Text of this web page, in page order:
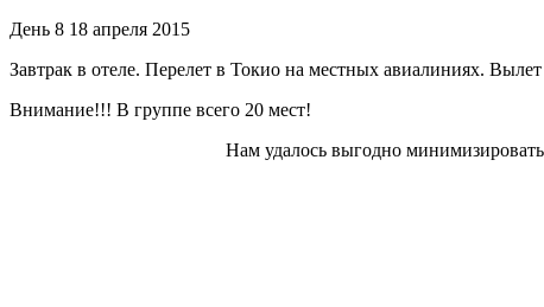
День 8 18 апреля 2015
Завтрак в отеле. Перелет в Токио на местных авиалиниях.
Внимание!!! В группе всего 20 мест!
Нам удалось выгодно